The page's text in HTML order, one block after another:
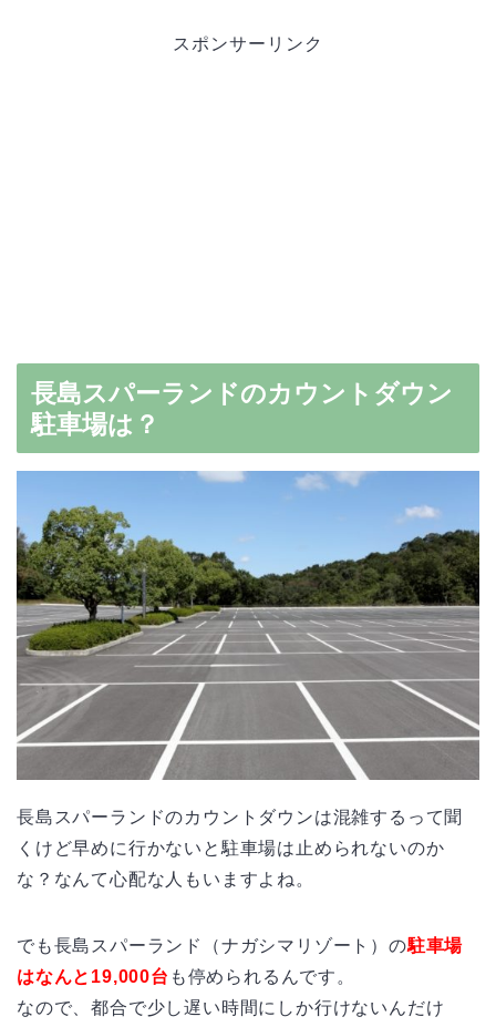
スポンサーリンク
長島スパーランドのカウントダウン
駐車場は？
長島スパーランドのカウントダウンは混雑するって聞
くけど早めに行かないと駐車場は止められないのか
な？なんて心配な人もいますよね。
でも長島スパーランド（ナガシマリゾート）の駐車場
はなんと19,000台 も停められるんです。
なので、都合で少し遅い時間にしか行けないんだけ